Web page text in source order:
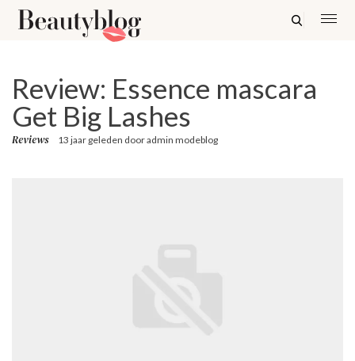
Review: Essence mascara
Get Big Lashes
Reviews 13 jaar geleden dooradmin modeblog